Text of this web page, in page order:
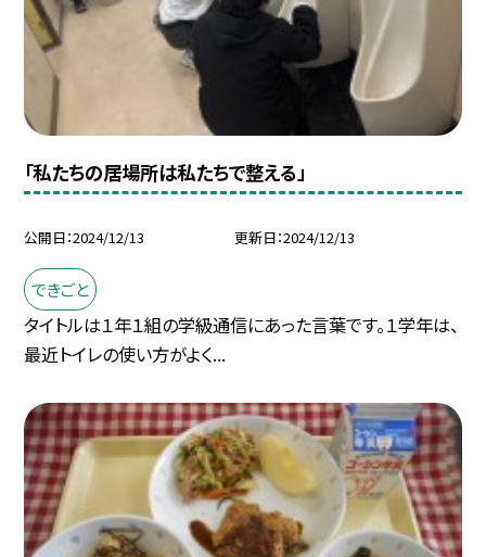
「私たちの居場所は私たちで整える」
公開日 2024/12/13 更新日 2024/12/13
できごと
タイトルは１年１組の学級通信にあった言葉です。１学年は、
最近トイレの使い方がよく...